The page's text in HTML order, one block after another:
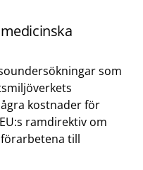
som
kostnader för
ramdirektiv om
till